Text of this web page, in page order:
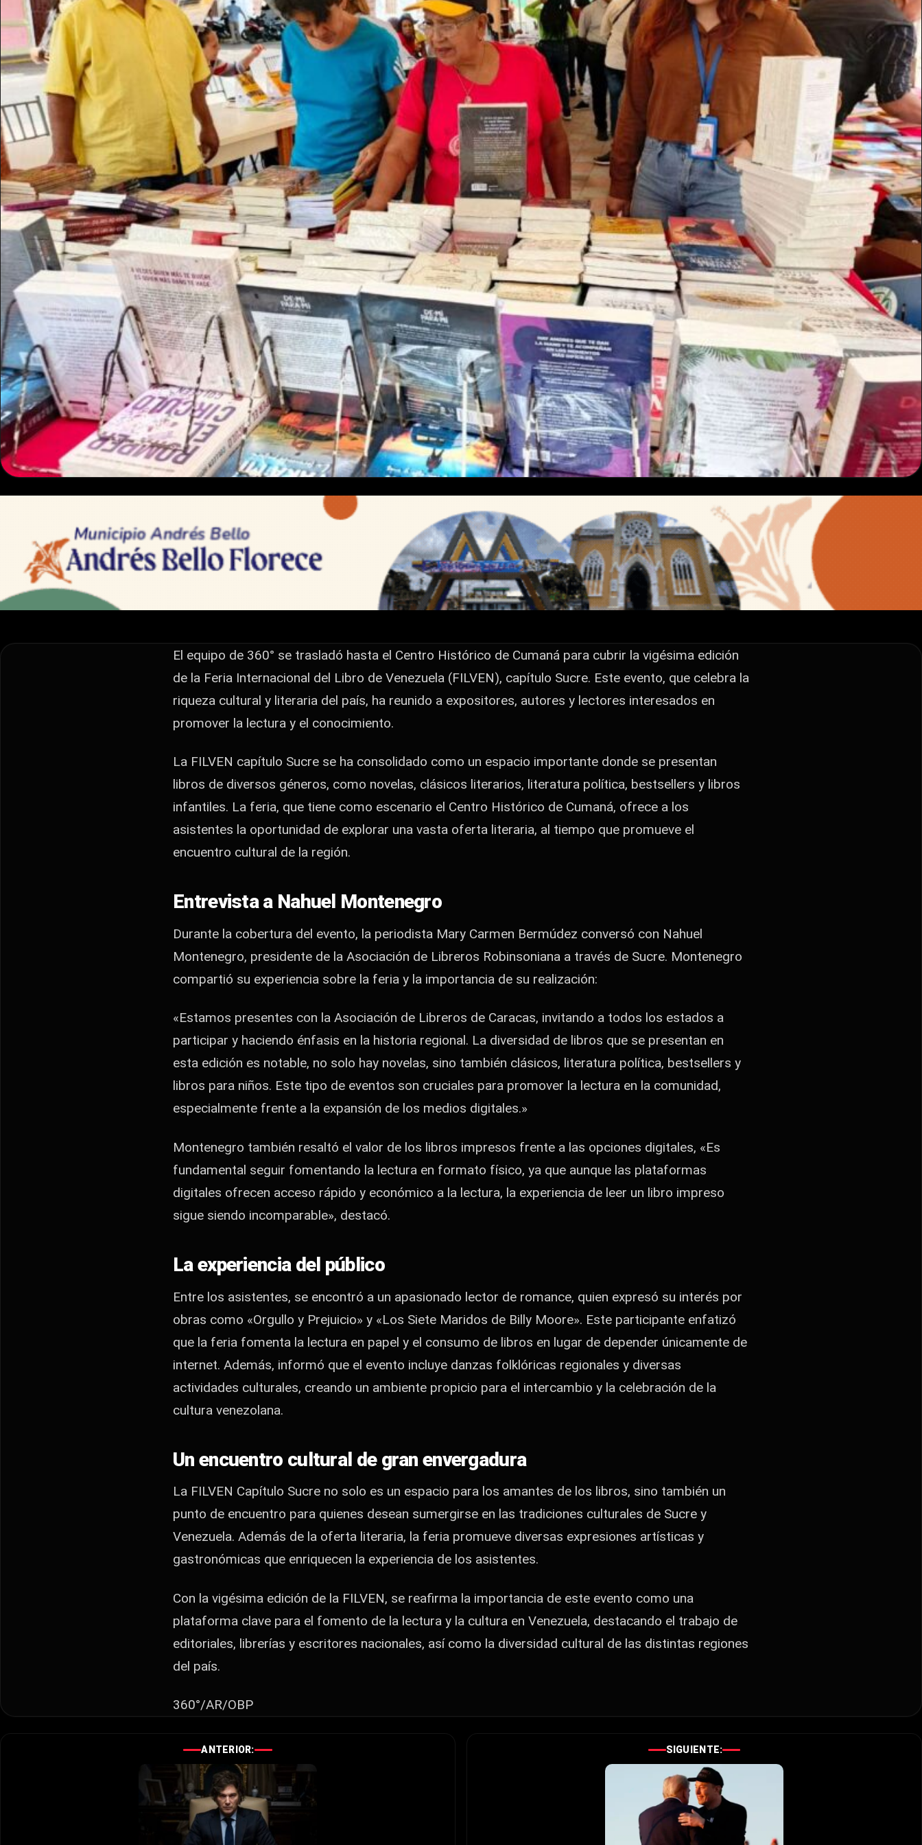
FILVEN capítulo Sucre
El equipo de 360° se trasladó hasta el Centro Histórico de Cumaná para cubrir la vigésima edición de la Feria
Internacional del Libro de Venezuela (FILVEN), capítulo Sucre. Este evento, que celebra…
El equipo de 360° se trasladó hasta el Centro Histórico de Cumaná para cubrir la vigésima edición
de la Feria Internacional del Libro de Venezuela (FILVEN), capítulo Sucre. Este evento, que celebra la
riqueza cultural y literaria del país, ha reunido a expositores, autores y lectores interesados en
promover la lectura y el conocimiento.
La FILVEN capítulo Sucre se ha consolidado como un espacio importante donde se presentan
libros de diversos géneros, como novelas, clásicos literarios, literatura política, bestsellers y libros
infantiles. La feria, que tiene como escenario el Centro Histórico de Cumaná, ofrece a los
asistentes la oportunidad de explorar una vasta oferta literaria, al tiempo que promueve el
encuentro cultural de la región.
Entrevista a Nahuel Montenegro
Durante la cobertura del evento, la periodista Mary Carmen Bermúdez conversó con Nahuel
Montenegro, presidente de la Asociación de Libreros Robinsoniana a través de Sucre. Montenegro
compartió su experiencia sobre la feria y la importancia de su realización:
«Estamos presentes con la Asociación de Libreros de Caracas, invitando a todos los estados a
participar y haciendo énfasis en la historia regional. La diversidad de libros que se presentan en
esta edición es notable, no solo hay novelas, sino también clásicos, literatura política, bestsellers y
libros para niños. Este tipo de eventos son cruciales para promover la lectura en la comunidad,
especialmente frente a la expansión de los medios digitales.»
Montenegro también resaltó el valor de los libros impresos frente a las opciones digitales, «Es
fundamental seguir fomentando la lectura en formato físico, ya que aunque las plataformas
digitales ofrecen acceso rápido y económico a la lectura, la experiencia de leer un libro impreso
sigue siendo incomparable», destacó.
La experiencia del público
Entre los asistentes, se encontró a un apasionado lector de romance, quien expresó su interés por
obras como «Orgullo y Prejuicio» y «Los Siete Maridos de Billy Moore». Este participante enfatizó
que la feria fomenta la lectura en papel y el consumo de libros en lugar de depender únicamente de
internet. Además, informó que el evento incluye danzas folklóricas regionales y diversas
actividades culturales, creando un ambiente propicio para el intercambio y la celebración de la
cultura venezolana.
Un encuentro cultural de gran envergadura
La FILVEN Capítulo Sucre no solo es un espacio para los amantes de los libros, sino también un
punto de encuentro para quienes desean sumergirse en las tradiciones culturales de Sucre y
Venezuela. Además de la oferta literaria, la feria promueve diversas expresiones artísticas y
gastronómicas que enriquecen la experiencia de los asistentes.
Con la vigésima edición de la FILVEN, se reafirma la importancia de este evento como una
plataforma clave para el fomento de la lectura y la cultura en Venezuela, destacando el trabajo de
editoriales, librerías y escritores nacionales, así como la diversidad cultural de las distintas regiones
del país.
360°/AR/OBP
ANTERIOR: SIGUIENTE: